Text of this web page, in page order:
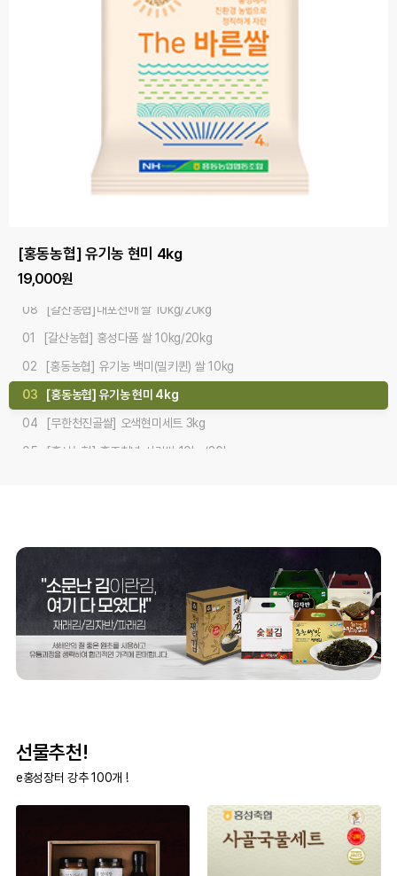
#오감만족 #기분좋은식감 #다품쌀
[갈산농협] 홍성다품 쌀 10kg/20kg
[홍동농협] 유기농 백미(밀키퀸) 쌀 10kg
75,000원
[홍동농협] 유기농 현미 4kg
19,000원
[무한천진골쌀] 오색현미세트 3kg
26,100원
#산지직배송 #품질좋은쌀 #사랑쌀
[홍성농협] 홍주천년 사랑쌀 10kg/20kg
[홍동농협] 유기농 찹쌀 4kg
24,000원
[홍동농협] 유기농 백미 쌀 5kgx2개/10kg
50,000원
#깨끗한물 #기름진땅 #맛있는쌀
[갈산농협]내포천애 쌀 10kg/20kg
08
[갈산농협]내포천애 쌀 10kg/20kg
01
[갈산농협] 홍성다품 쌀 10kg/20kg
02
[홍동농협] 유기농 백미(밀키퀸) 쌀 10kg
03
[홍동농협] 유기농 현미 4kg
04
[무한천진골쌀] 오색현미세트 3kg
05
[홍성농협] 홍주천년 사랑쌀 10kg/20kg
선물추천!
e홍성장터 강추 100개 !